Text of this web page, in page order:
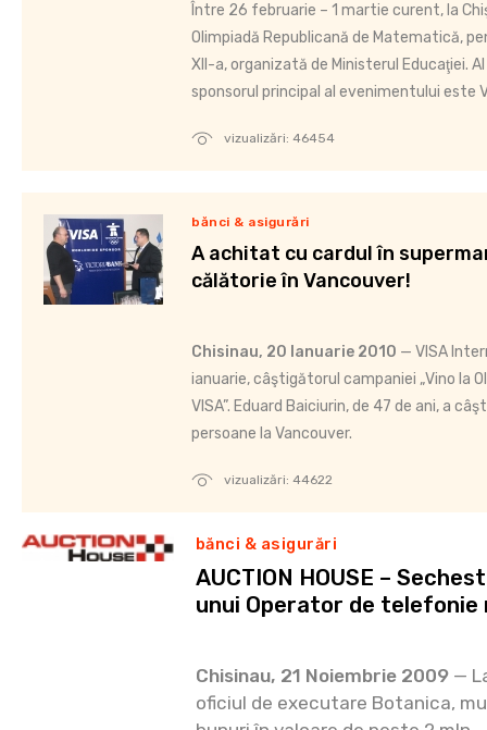
vizualizări: 46454
Între 26 februarie – 1 martie curent, la
Olimpiadă Republicană de Matematică,
XII-a, organizată de Ministerul Educaţiei.
sponsorul principal al evenimentului este
vizualizări: 44622
bănci & asigurări
A achitat cu cardul în
călătorie în Vancouver!
Chisinau, 20 Ianuarie 2010 — VISA
ianuarie, câştigătorul campaniei „Vino la
VISA”. Eduard Baiciurin, de 47 de ani, a
persoane la Vancouver.
bănci & asigurări
AUCTION HOUSE –
unui Operator de telefonie
Chisinau, 21 Noiembrie 2009 —
oficiul de executare Botanica,